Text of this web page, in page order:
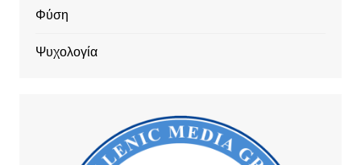
Φύση
Ψυχολογία